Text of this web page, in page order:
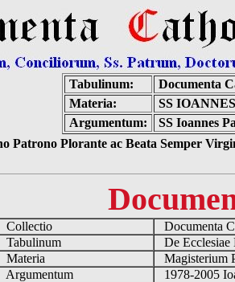
Tabulinum:
Documenta
Materia:
SS
Argumentum:
SS Ioannes
Patrono Plorante ac Beata Semper
Collectio
Documenta
Tabulinum
De
Materia
Magisterium
Argumentum
1978-2005